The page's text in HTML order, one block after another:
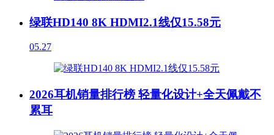
绿联HD140 8K HDMI2.1线仅15.58元
05.27
2026耳机销量排行榜 轻量化设计+全天佩戴不
累耳